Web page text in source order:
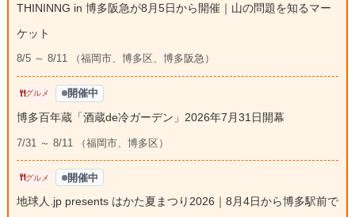
THININNG in 博多阪急が8月5日から開催｜山の問題を知るマー
ケット
8/5 ～ 8/11 （福岡市、博多区、博多阪急）
グルメ 開催中
博多百年蔵「酒蔵de冷ガーデン」2026年7月31日開幕
7/31 ～ 8/11 （福岡市、博多区）
グルメ 開催中
地球人.jp presents はかた夏まつり2026｜8月4日から博多駅前で